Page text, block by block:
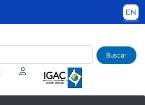
Buscar
Imagen interna